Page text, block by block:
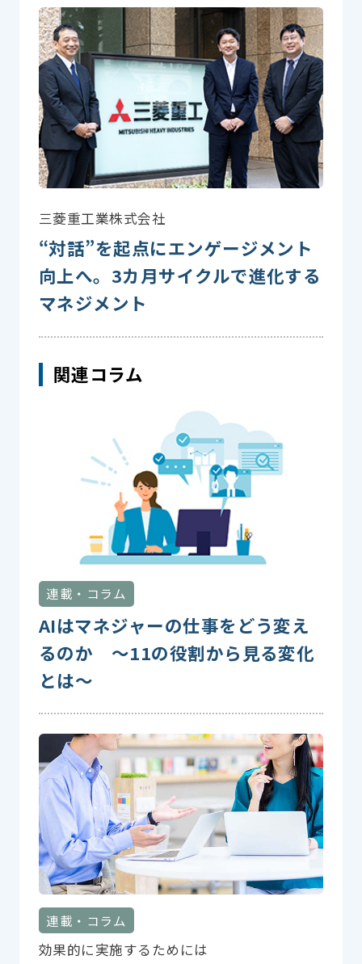
三菱重工業株式会社
“対話”を起点にエンゲージメント
向上へ。3カ月サイクルで進化する
マネジメント
関連コラム
連載・コラム
AIはマネジャーの仕事をどう変え
るのか ～11の役割から見る変化
とは～
連載・コラム
効果的に実施するためには